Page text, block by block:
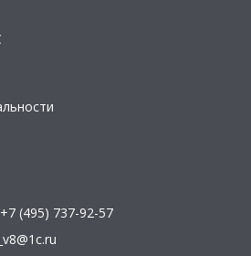
+7 (495) 737-92-57